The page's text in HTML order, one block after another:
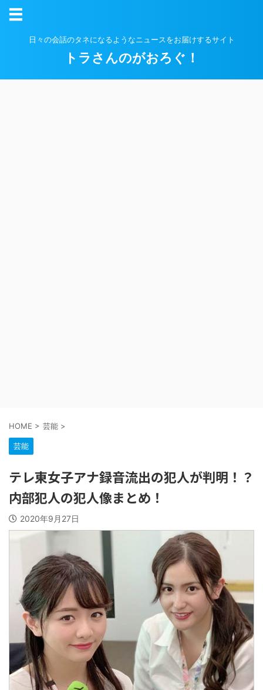
日々の会話のタネになるようなニュースをお届けするサイト
トラさんのがおろぐ！
HOME > 芸能 >
芸能
テレ東女子アナ録音流出の犯人が判明！？
内部犯人の犯人像まとめ！
2020年9月27日